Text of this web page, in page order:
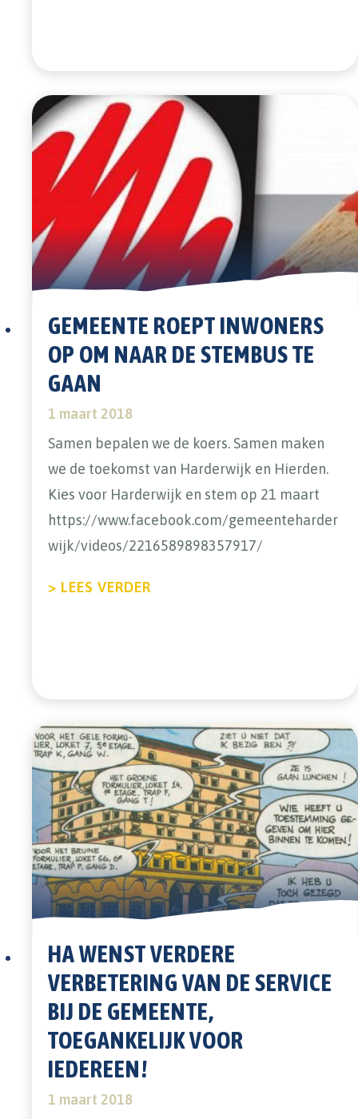
GEMEENTE ROEPT INWONERS
OP OM NAAR DE STEMBUS TE
GAAN
1 maart 2018
Samen bepalen we de koers. Samen maken
we de toekomst van Harderwijk en Hierden.
Kies voor Harderwijk en stem op 21 maart
https://www.facebook.com/gemeenteharder
wijk/videos/2216589898357917/
> LEES VERDER
HA WENST VERDERE
VERBETERING VAN DE SERVICE
BIJ DE GEMEENTE,
TOEGANKELIJK VOOR
IEDEREEN!
1 maart 2018